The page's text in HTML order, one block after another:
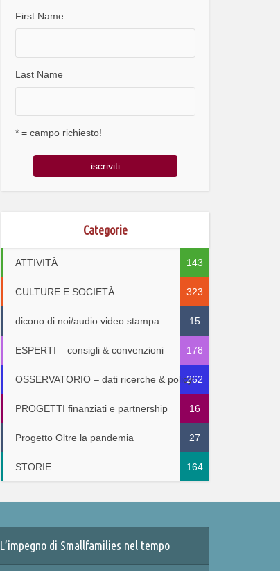
First Name
Last Name
* = campo richiesto!
Categorie
ATTIVITÀ 143
CULTURE E SOCIETÀ 323
dicono di noi/audio video stampa 15
ESPERTI – consigli & convenzioni 178
OSSERVATORIO – dati ricerche & policy262
PROGETTI finanziati e partnership 16
Progetto Oltre la pandemia 27
STORIE 164
L’impegno di Smallfamilies nel tempo